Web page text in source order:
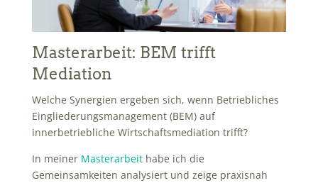
Masterarbeit: BEM trifft
Mediation
Welche Synergien ergeben sich, wenn Betriebliches
Eingliederungsmanagement (BEM) auf
innerbetriebliche Wirtschaftsmediation trifft?
In meiner Masterarbeithabe ich die
Gemeinsamkeiten analysiert und zeige praxisnah